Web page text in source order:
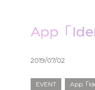
App「
2019/07/02
EVENT App「